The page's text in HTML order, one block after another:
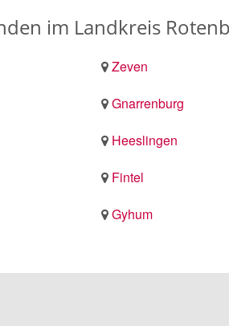
im Landkreis
Zeven
Gnarrenburg
Heeslingen
Fintel
Gyhum